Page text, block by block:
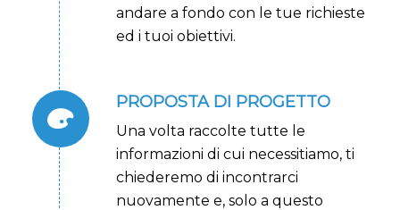
andare a fondo con le tue richieste
ed i tuoi obiettivi.
PROPOSTA DI PROGETTO
Una volta raccolte tutte le
informazioni di cui necessitiamo, ti
chiederemo di incontrarci
nuovamente e, solo a questo